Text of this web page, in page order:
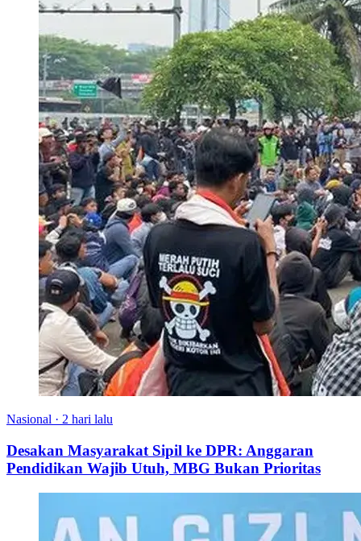
Nasional · 2 hari lalu
Desakan Masyarakat Sipil ke DPR: Anggaran
Pendidikan Wajib Utuh, MBG Bukan Prioritas